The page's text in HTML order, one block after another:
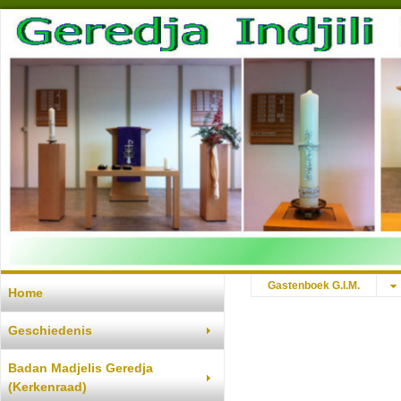
Gastenboek G.I.M.
Home
Geschiedenis
Badan Madjelis Geredja
(Kerkenraad)